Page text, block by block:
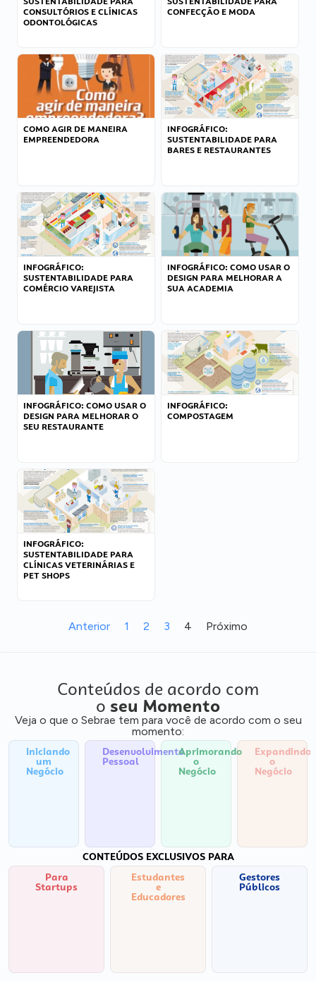
CONSULTÓRIOS E CLÍNICAS
ODONTOLÓGICAS
CONFECÇÃO E MODA
COMO AGIR DE MANEIRA
EMPREENDEDORA
INFOGRÁFICO:
SUSTENTABILIDADE PARA
BARES E RESTAURANTES
INFOGRÁFICO:
SUSTENTABILIDADE PARA
COMÉRCIO VAREJISTA
INFOGRÁFICO: COMO USAR O
DESIGN PARA MELHORAR A
SUA ACADEMIA
INFOGRÁFICO: COMO USAR O
DESIGN PARA MELHORAR O
SEU RESTAURANTE
INFOGRÁFICO:
COMPOSTAGEM
INFOGRÁFICO:
SUSTENTABILIDADE PARA
CLÍNICAS VETERINÁRIAS E
PET SHOPS
Anterior 1 2 3 4 Próximo
Conteúdos de acordo com
o seu Momento
Veja o que o Sebrae tem para você de acordo com o seu
momento:
Iniciando
um
Negócio
Desenvolvimento
Pessoal
Aprimorando
o
Negócio
Expandindo
o
Negócio
CONTEÚDOS EXCLUSIVOS PARA
Para
Startups
Estudantes
e
Educadores
Gestores
Públicos